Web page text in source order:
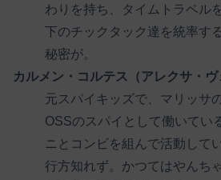
わりを持ち、タイムトラベル
下のチックタック達を統率す
秘密が。
カルメン・コルテス（アレクサ・ヴ
元スパイキッズで、マリッサ
OSSのスパイとして働いてい
ニとコンビを組んで活動して
行方知れず。かつてはやんち